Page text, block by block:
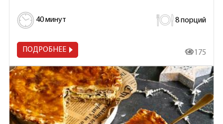
40 минут 8 порций
ПОДРОБНЕЕ 14 175